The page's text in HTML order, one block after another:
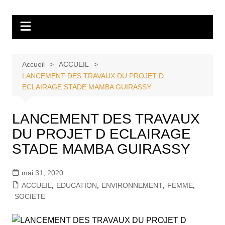
contenu
Tvdescollines
Accueil
ACCUEIL
LANCEMENT DES TRAVAUX DU PROJET D
ECLAIRAGE STADE MAMBA GUIRASSY
LANCEMENT DES TRAVAUX
DU PROJET D ECLAIRAGE
STADE MAMBA GUIRASSY
mai 31, 2020
ACCUEIL
EDUCATION ENVIRONNEMENT, FEMME,
SOCIETE